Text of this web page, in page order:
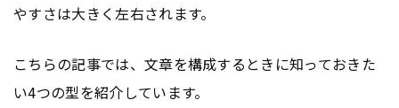
やすさは大きく左右されます。
こちらの記事では、文章を構成するときに知っておきた
い4つの型を紹介しています。